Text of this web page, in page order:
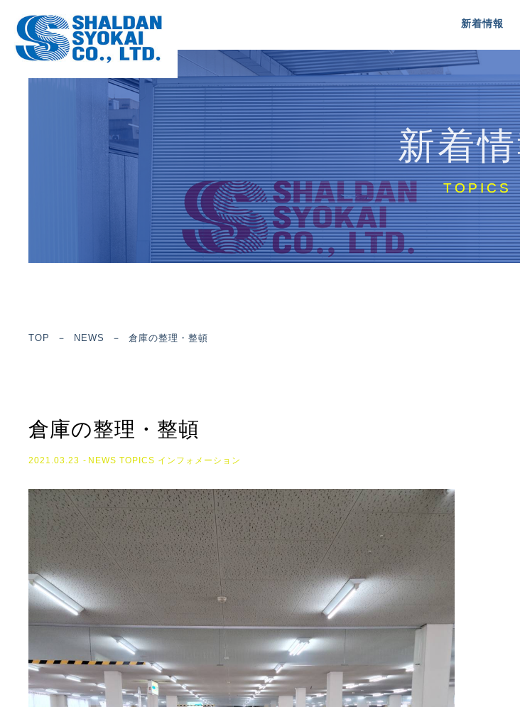
新着情報
OA機器配送
OFFICE
医療機器
大型家具配送
FURNITURE
特殊物配
SPECIAL
数字でわかるシャルダン商会
COMPANY INFO
シャルダ
配送設備
EQUIPMENT
リクルー
新着
TOP － NEWS － 倉庫の整理・整頓
倉庫の整理・整頓
2021.03.23 NEWS TOPICS インフォメーション